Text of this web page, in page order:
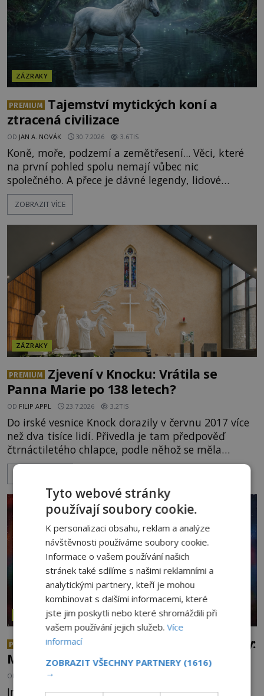
ZÁZRAKY
PREMIUM
Tajemství mytických koní a
ztracená civilizace
OD JAN A. NOVÁK 30.7.2026 3.6TIS
Koně, moře, podzemí a zemětřesení... Věci, které
na první pohled spolu nemají vůbec nic
společného. A přece je dávné legendy, lidové
pohádky i podvědomí psychicky nemocných lidí
podivným způsobem vzájemně propojují. Je
tajemství pocházející ze samých počátků lidské
civilizace? Nebo dokonce z temných vod minulosti
ještě mnohem hlubších? [g
ZOBRAZIT VÍCE
ZÁZRAKY
PREMIUM
Zjevení v Knocku: Vrátila se
Panna Marie po 138 letech?
OD FILIP APPL 23.7.2026 3.2TIS
Do irské vesnice Knock dorazily v červnu 2017 více
než dva tisíce lidí. Přivedla je tam předpověď
čtrnáctiletého chlapce, podle něhož se měla
přesně ve tři hodiny odpoledne zjevit Panna Marie.
křičet, že se na nebi odehrává zázrak. Splnilo se
chlapcovo proroctví, nebo poutníci spatřili pouze
neobvyklou hru světla? [gallery
ids="170530,170531,1705
PREMIUM
Zvláštní vzpomínky indické dívky:
Máme jasný důkaz o reinkarnaci?
OD FRANTIŠEK VLČEK
Indka Swarnlata Mishra se narodila v roce 1948 a
Tyto webové stránky
používají soubory cookie.
K personalizaci obsahu, reklam a analýze
návštěvnosti používáme soubory cookie.
Informace o vašem používání našich
stránek také sdílíme s našimi reklamními a
analytickými partnery, kteří je mohou
kombinovat s dalšími informacemi, které
jste jim poskytli nebo které shromáždili při
vašem používání jejich služeb.Více
informací
ZOBRAZIT VŠECHNY PARTNERY (1616)
→